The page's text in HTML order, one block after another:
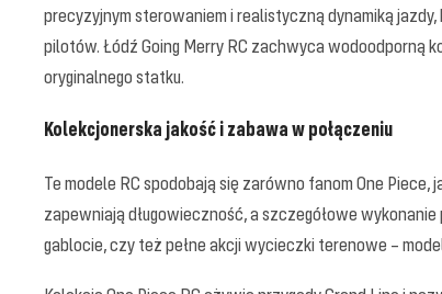
precyzyjnym sterowaniem i realistyczną dynamiką
pilotów. Łódź Going Merry RC zachwyca
oryginalnego statku.
Kolekcjonerska jakość i zabawa w połączeniu
Te modele RC spodobają się zarówno fanom One
zapewniają długowieczność, a szczegółowe
gablocie, czy też pełne akcji wycieczki terenowe –